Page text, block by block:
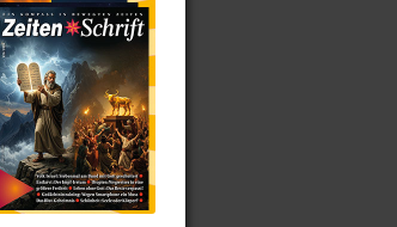
Industrie
an
das